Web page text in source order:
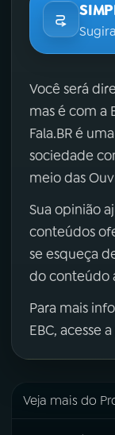
Você será
mas é com a
Fala.BR é
sociedade
meio das
Sua opinião
conteúdos
se esqueça
do conteúdo
Para mais
EBC, acesse
Veja mais do